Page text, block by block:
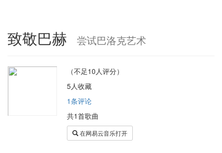
致敬巴赫 尝试巴洛克艺术
（不足10人评分）
5人收藏
1条评论
共1首歌曲
在网易云音乐打开